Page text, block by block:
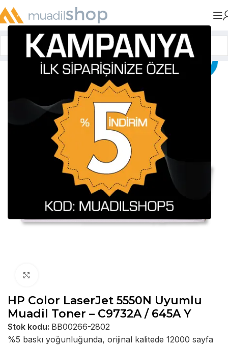
Anasayfa»Muadil Tonerler
HP Color LaserJet 5550N Uyumlu
Muadil Toner – C9732A / 645A Y
Stok kodu: BB00266-2802
%5 baskı yoğunluğunda, orijinal kalitede 12000 sayfa